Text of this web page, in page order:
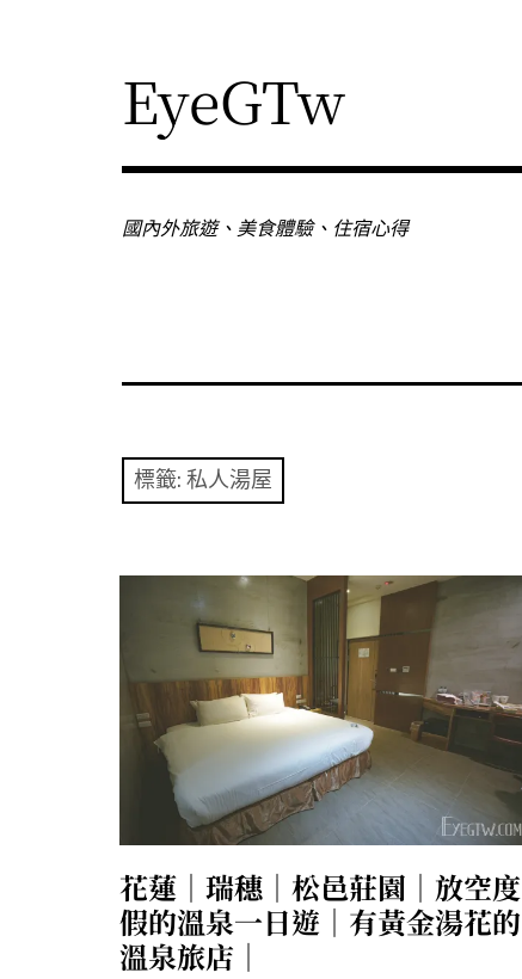
EyeGTw
國內外旅遊、美食體驗、住宿心得
標籤: 私人湯屋
花蓮｜瑞穗｜松邑莊園｜放空度
假的溫泉一日遊｜有黃金湯花的
溫泉旅店｜